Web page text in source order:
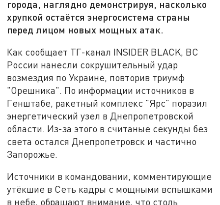
города, наглядно демонстрируя, насколько
хрупкой остаётся энергосистема страны
перед лицом новых мощных атак.
Как сообщает ТГ-канал INSIDER BLACK, ВС
России нанесли сокрушительный удар
возмездия по Украине, повторив триумф
"Орешника". По информации источников в
Генштабе, ракетный комплекс "Ярс" поразил
энергетический узел в Днепропетровской
области. Из-за этого в считаные секунды без
света остался Днепропетровск и частично
Запорожье.
Источники в командовании, комментирующие
утёкшие в Сеть кадры с мощными вспышками
в небе, обращают внимание, что столь